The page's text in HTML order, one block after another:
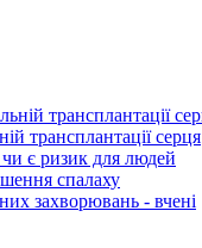
трансплантації серця
є ризик для людей
спалаху
захворювань - вчені